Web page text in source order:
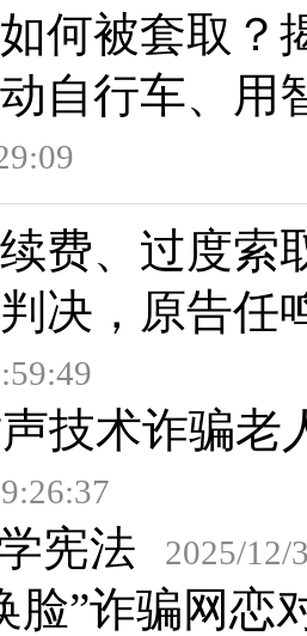
何被套取？
自行车、用
费、过度索
决，原告任
技术诈骗老
宪法 2025/12/
脸”诈骗网恋